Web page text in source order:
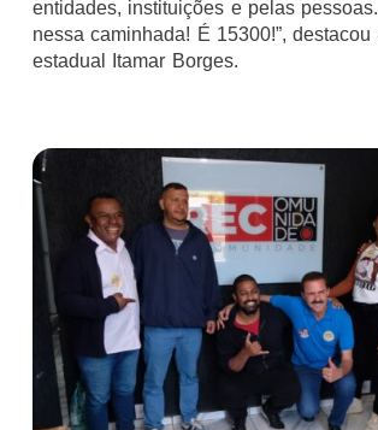
entidades, instituições e pelas
nessa caminhada! É 15300!”,
estadual Itamar Borges.